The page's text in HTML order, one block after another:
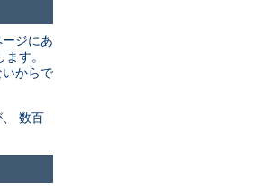
ジにあ
す。
からで
数百